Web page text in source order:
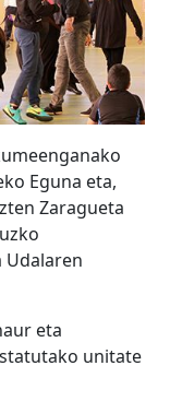
Eguna eta,
Zaragueta
eta
unitate